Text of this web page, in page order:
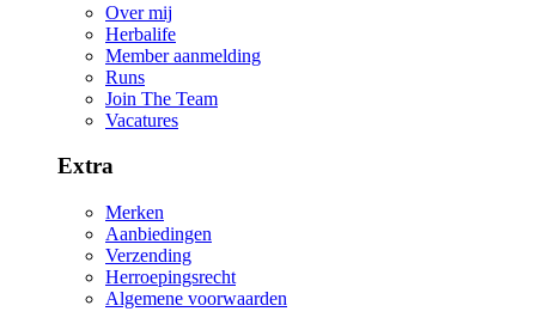
Over mij
Herbalife
Member aanmelding
Runs
Join The Team
Vacatures
Extra
Merken
Aanbiedingen
Verzending
Herroepingsrecht
Algemene voorwaarden